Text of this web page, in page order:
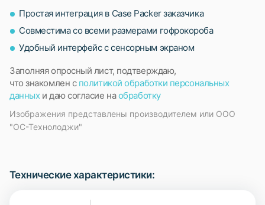
Простая интеграция в Case Packer заказчика
Совместима со всеми размерами гофрокороба
Удобный интерфейс с сенсорным экраном
Заполняя опросный лист, подтверждаю,
что знакомлен с политикой обработки персональных
данныхи даю согласие наобработку
Изображения представлены производителем или ООО
"ОС-Технолоджи"
Технические характеристики: